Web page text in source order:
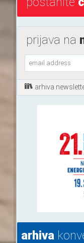
prijava na
arhiva
arhiva